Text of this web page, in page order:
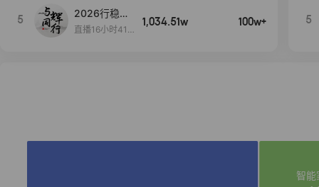
5
2026行稳致
远
直播16小时41
1,034.51w 100w+ 5